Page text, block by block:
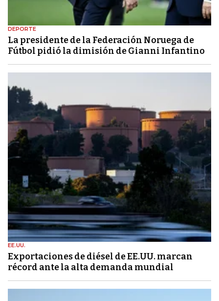
DEPORTE
La presidente de la Federación Noruega de
Fútbol pidió la dimisión de Gianni Infantino
EE.UU.
Exportaciones de diésel de EE.UU. marcan
récord ante la alta demanda mundial